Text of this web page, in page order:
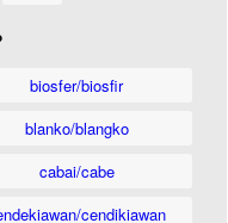
biosfer/biosfir
blanko/blangko
cabai/cabe
cendikiawan